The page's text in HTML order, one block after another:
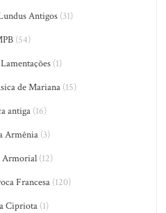
Antigos (31)
(54)
(1)
de Mariana(15)
antiga (16)
Armênia(3)
Armorial(12)
Francesa(120)
Cipriota (1)